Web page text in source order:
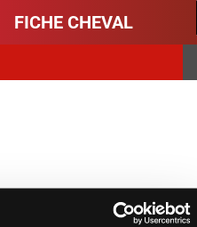
FICHE CHEVAL